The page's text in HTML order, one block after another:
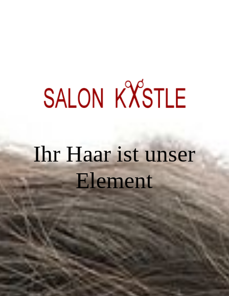
Ihr Haar ist unser
Element